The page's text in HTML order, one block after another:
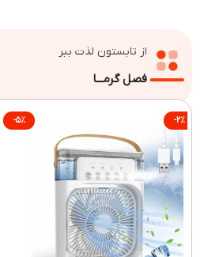
از تابستون لذت ببر
فصل گرمـــا